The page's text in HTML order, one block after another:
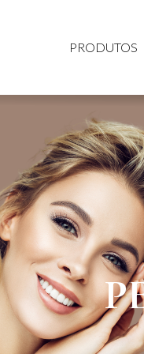
PRODUTOS